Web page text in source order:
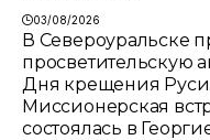
03/08/2026
В Североуральске
просветительскую
Дня крещения Руси.
Миссионерская
состоялась в